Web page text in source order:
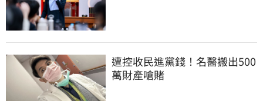
遭控收民進黨錢！名醫搬出500
萬財產嗆賭